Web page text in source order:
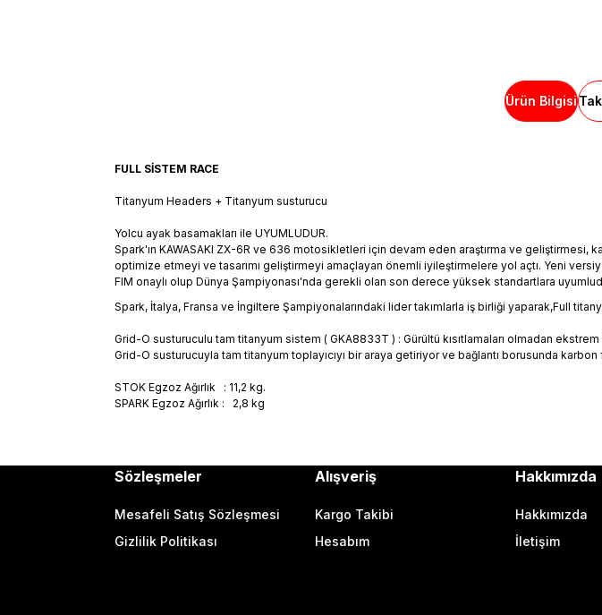
Ürün Bilgisi
FULL SİSTEM RACE
Titanyum Headers + Titanyum susturucu
Yolcu ayak basamakları ile UYUMLUDUR.
Spark'ın KAWASAKI ZX-6R ve 636 motosikletleri için devam eden araştırma ve geliştirmesi,
optimize etmeyi ve tasarımı geliştirmeyi amaçlayan önemli iyileştirmelere yol açtı. Yeni
FIM onaylı olup Dünya Şampiyonası'nda gerekli olan son derece yüksek standartlara
Spark, İtalya, Fransa ve İngiltere Şampiyonalarındaki lider takımlarla iş birliği yaparak,Full
Grid-O susturuculu tam titanyum sistem ( GKA8833T ) : Gürültü kısıtlamaları olmadan
Grid-O susturucuyla tam titanyum toplayıcıyı bir araya getiriyor ve bağlantı borusunda
STOK Egzoz Ağırlık : 11,2 kg.
SPARK Egzoz Ağırlık : 2,8 kg
Sözleşmeler
Mesafeli Satış Sözleşmesi
Gizlilik Politikası
Alışveriş
Kargo Takibi
Hesabım
Hakkımızda
Hakkımızda
İletişim